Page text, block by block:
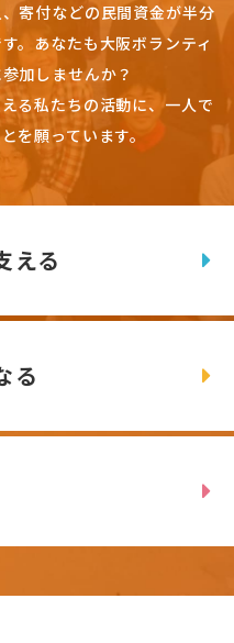
寄付などの民間資金が半分
。 あなたも大阪ボランティ
加しませんか？
る私たちの活動に、一人で
を願っています。
える
る